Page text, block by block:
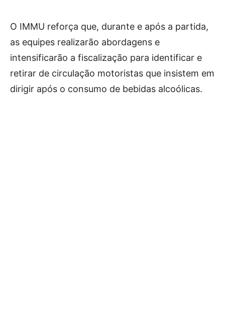
O IMMU reforça que, durante e após a partida,
as equipes realizarão abordagens e
intensificarão a fiscalização para identificar e
retirar de circulação motoristas que insistem em
dirigir após o consumo de bebidas alcoólicas.